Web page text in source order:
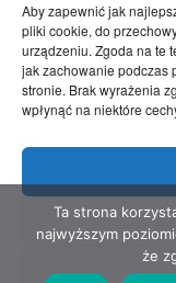
Aby zapewnić jak
pliki cookie, do
urządzeniu. Zgoda na te
jak zachowanie podczas
stronie. Brak wyrażenia
wpłynąć na niektóre
Zgłoś nam!
Prawo
Pomoc
Copyright © 2022
zastrzeżone
Ta strona
najwyższym
że